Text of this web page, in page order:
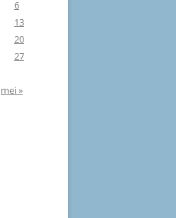
6
13
20
27
mei »